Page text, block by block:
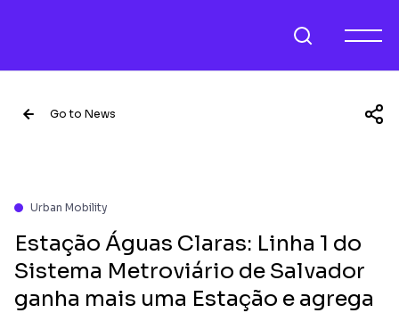
Go to News
Urban Mobility
Estação Águas Claras: Linha 1 do
Sistema Metroviário de Salvador
ganha mais uma Estação e agrega